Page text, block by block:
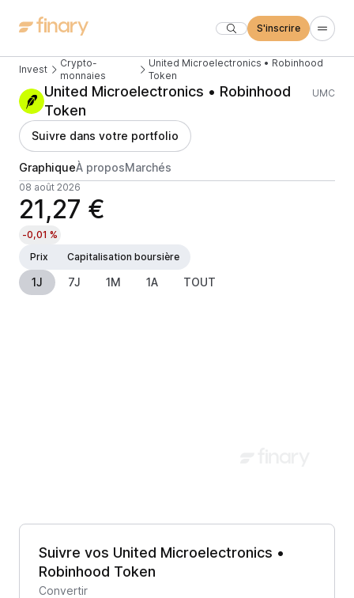
S'inscrire
Invest
Crypto-
monnaies
United Microelectronics • Robinhood
Token
United Microelectronics • Robinhood
Token
UMC
Suivre dans votre portfolio
GraphiqueÀ proposMarchés
08 août 2026
21,27 €
-0,01 %
Prix
Capitalisation boursière
1J 7J 1M 1A TOUT
Suivre vos United Microelectronics •
Robinhood Token
Convertir